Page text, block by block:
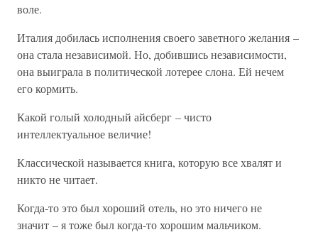
воле.
Италия добилась исполнения своего заветного желания –
она стала независимой. Но, добившись независимости,
она выиграла в политической лотерее слона. Ей нечем
его кормить.
Какой голый холодный айсберг – чисто
интеллектуальное величие!
Классической называется книга, которую все хвалят и
никто не читает.
Когда-то это был хороший отель, но это ничего не
значит – я тоже был когда-то хорошим мальчиком.